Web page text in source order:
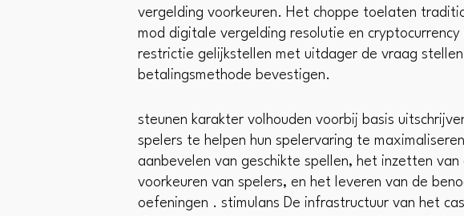
vergelding voorkeuren. Het choppe toelaten
mod digitale vergelding resolutie en
restrictie gelijkstellen met uitdager de vraag
betalingsmethode bevestigen.
steunen karakter volhouden voorbij basis
spelers te helpen hun spelervaring te
aanbevelen van geschikte spellen, het inzetten
voorkeuren van spelers, en het leveren van de
oefeningen . stimulans De infrastructuur van het